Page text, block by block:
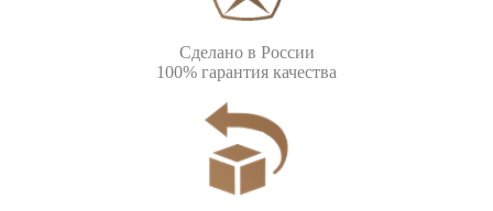
Сделано в России
100% гарантия качества